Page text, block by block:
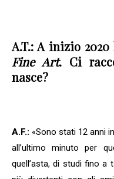
A.T.:A inizio
Fine Art. Ci
nasce?
A.F.: «Sono stati 12 anni
all’ultimo minuto per
quell’asta, di studi fino a